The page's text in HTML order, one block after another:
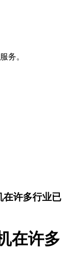
务。
在许多行业已
在许多